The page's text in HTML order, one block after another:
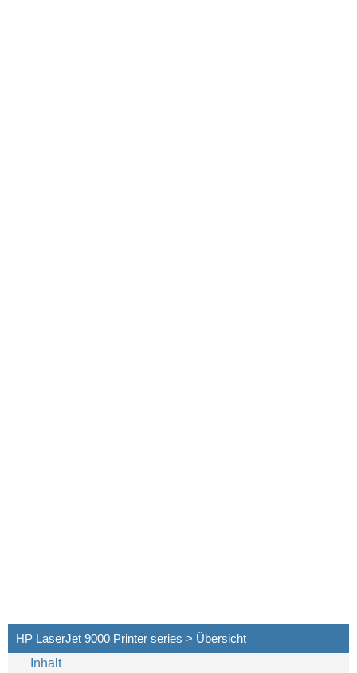
HP LaserJet 9000 Printer series > Übersicht
Inhalt